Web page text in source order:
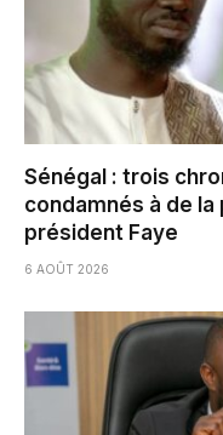
Sénégal : trois
condamnés à de
président Faye
6 AOÛT 2026